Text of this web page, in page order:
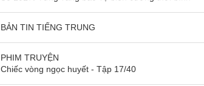
BẢN TIN TIẾNG TRUNG
PHIM TRUYỆN
Chiếc vòng ngọc huyết - Tập 17/40